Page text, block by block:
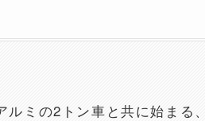
ルミの2トン車と共に始まる